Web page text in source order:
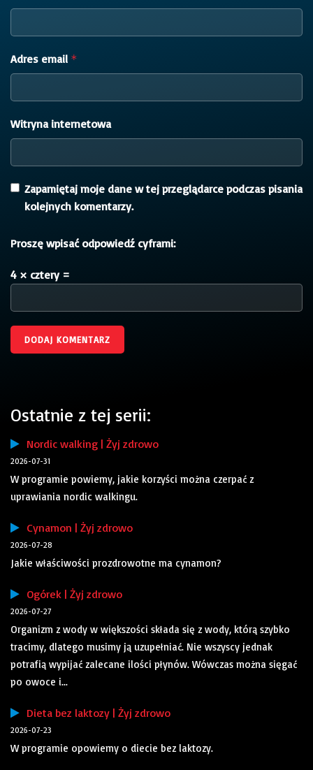
Adres email *
Witryna internetowa
Zapamiętaj moje dane w tej przeglądarce podczas pisania
kolejnych komentarzy.
Proszę wpisać odpowiedź cyframi:
4 × cztery =
Ostatnie z tej serii:
Nordic walking | Żyj zdrowo
2026-07-31
W programie powiemy, jakie korzyści można czerpać z
uprawiania nordic walkingu.
Cynamon | Żyj zdrowo
2026-07-28
Jakie właściwości prozdrowotne ma cynamon?
Ogórek | Żyj zdrowo
2026-07-27
Organizm z wody w większości składa się z wody, którą szybko
tracimy, dlatego musimy ją uzupełniać. Nie wszyscy jednak
potrafią wypijać zalecane ilości płynów. Wówczas można sięgać
po owoce i...
Dieta bez laktozy | Żyj zdrowo
2026-07-23
W programie opowiemy o diecie bez laktozy.